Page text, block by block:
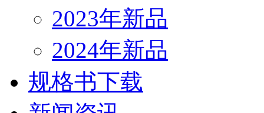
2023年新品
2024年新品
规格书下载